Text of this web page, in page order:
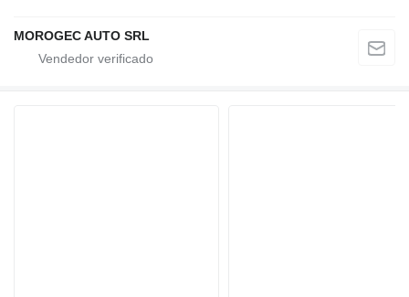
MOROGEC AUTO SRL